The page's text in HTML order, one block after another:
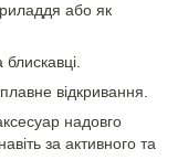
або як
відкривання.
надовго
за активного та